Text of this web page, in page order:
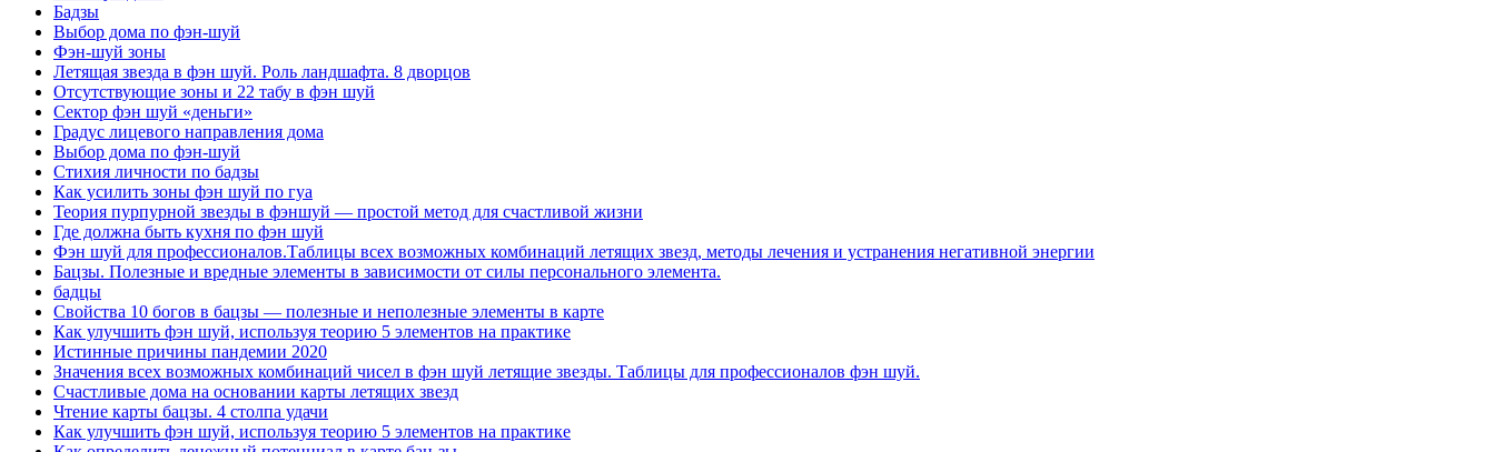
Бадзы
Выбор дома по фэн-шуй
Фэн-шуй зоны
Летящая звезда в фэн шуй. Роль ландшафта. 8 дворцов
Отсутствующие зоны и 22 табу в фэн шуй
Сектор фэн шуй «деньги»
Градус лицевого направления дома
Выбор дома по фэн-шуй
Стихия личности по бадзы
Как усилить зоны фэн шуй по гуа
Теория пурпурной звезды в фэншуй — простой метод для счастливой жизни
Где должна быть кухня по фэн шуй
Фэн шуй для профессионалов.Таблицы всех возможных комбинаций летящих звезд, методы лечения и устранения негативной энергии
Бацзы. Полезные и вредные элементы в зависимости от силы персонального элемента.
бадцы
Свойства 10 богов в бацзы — полезные и неполезные элементы в карте
Как улучшить фэн шуй, используя теорию 5 элементов на практике
Истинные причины пандемии 2020
Значения всех возможных комбинаций чисел в фэн шуй летящие звезды. Таблицы для профессионалов фэн шуй.
Счастливые дома на основании карты летящих звезд
Чтение карты бацзы. 4 столпа удачи
Как улучшить фэн шуй, используя теорию 5 элементов на практике